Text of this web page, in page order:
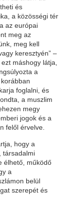
és
a közösségi tér
az európai
meg az
meg kell
keresztyén” –
máshogy látja,
a
foglalni, és
a muszlim
megy
jogok és a
felől érvelve.
hogy a
társadalmi
élhető, működő
a
belül
szerepét és